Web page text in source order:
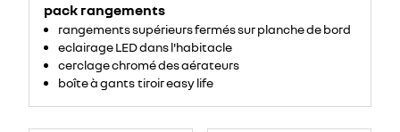
écritoire,
rangement
litres
sous
assise.
tablette
écritoire
et assise
relevable
pack rangements
rangements supérieurs fermés sur planche de bord
eclairage LED dans l'habitacle
cerclage chromé des aérateurs
boîte à gants tiroir easy life